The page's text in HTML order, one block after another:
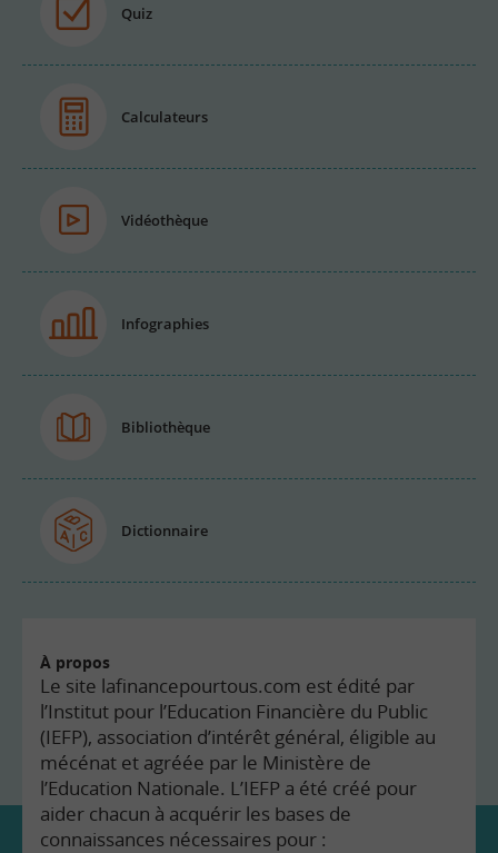
Quiz
Calculateurs
Vidéothèque
Infographies
Bibliothèque
Dictionnaire
À propos
Le site lafinancepourtous.com est édité par
l’Institut pour l’Education Financière du Public
(IEFP), association d’intérêt général, éligible au
mécénat et agréée par le Ministère de
l’Education Nationale. L’IEFP a été créé pour
aider chacun à acquérir les bases de
connaissances nécessaires pour :